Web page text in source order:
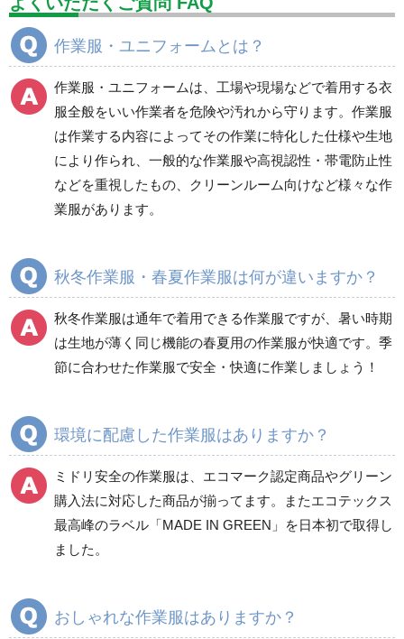
分煙対策機器
電気保守用品 ワイパー クリーンルーム対策用品
防災グッズ（防災セット） 救急医療品
健康管理器具 季節商品 ウイルス対策用品
商品カテゴリ一覧
秋冬長袖
食品産業用長袖
食品産業用半袖
秋冬長袖
通年
ワークパンツ
ズボン
秋冬ワークパンツ作業
ズボン
カーゴパンツ
春夏カーゴパンツ作業
ズボン
ズボン
作業服・ユニフォームとは？
作業服・ユニフォームは、工場や現場などで着用する衣
服全般をいい作業者を危険や汚れから守ります。作業服
は作業する内容によってその作業に特化した仕様や生地
により作られ、一般的な作業服や高視認性・帯電防止性
などを重視したもの、クリーンルーム向けなど様々な作
業服があります。
秋冬作業服・春夏作業服は何が違いますか？
秋冬作業服は通年で着用できる作業服ですが、暑い時期
は生地が薄く同じ機能の春夏用の作業服が快適です。季
節に合わせた作業服で安全・快適に作業しましょう！
環境に配慮した作業服はありますか？
ミドリ安全の作業服は、エコマーク認定商品やグリーン
購入法に対応した商品が揃ってます。またエコテックス
最高峰のラベル「MADE IN GREEN」を日本初で取得し
ました。
おしゃれな作業服はありますか？